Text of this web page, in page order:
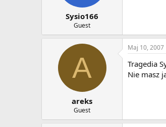
Sysio166
Guest
A
areks
Guest
Maj 10, 2007
Tragedia
Nie masz